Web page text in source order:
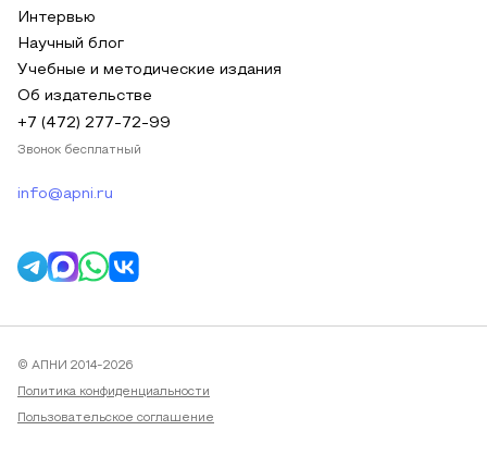
Интервью
Научный блог
Учебные и методические издания
Об издательстве
+7 (472) 277-72-99
Звонок бесплатный
info@apni.ru
© АПНИ 2014-2026
Политика конфиденциальности
Пользовательское соглашение